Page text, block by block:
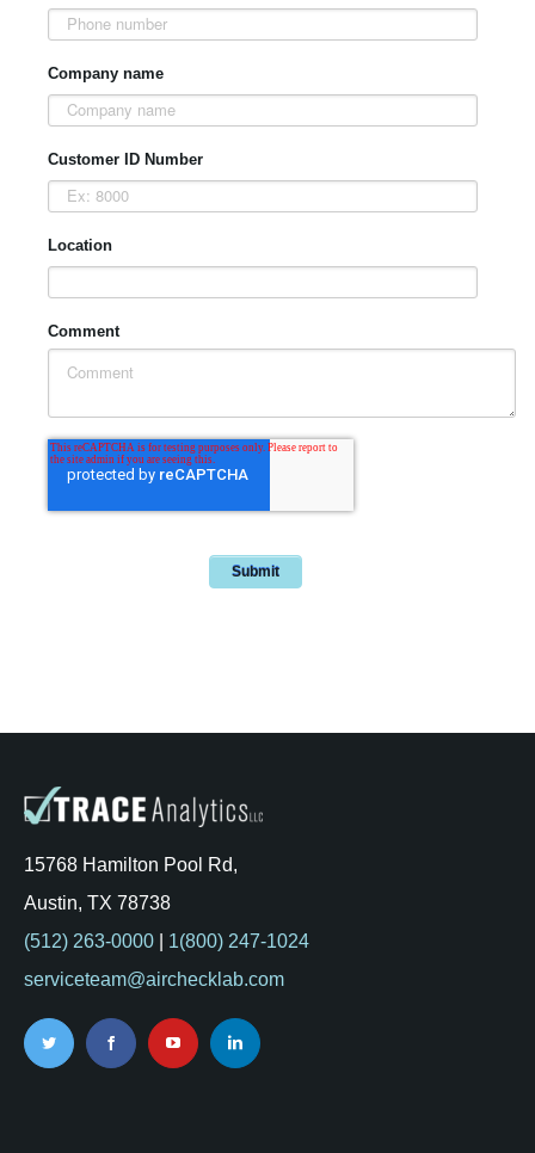
Company name
Customer ID Number
Location
Comment
15768 Hamilton Pool Rd,
Austin, TX 78738
(512) 263-0000| 1(800) 247-1024
serviceteam@airchecklab.com